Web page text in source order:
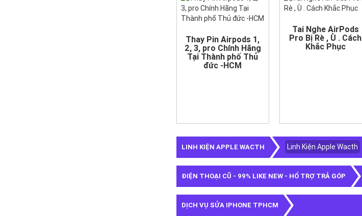
Thay Pin Airpods 1,
2, 3, pro Chính Hãng
Tại Thành phố Thủ
đức -HCM
Tai Nghe AirPods
Pro Bị Rè , Ù . Cách
Khắc Phục
LINH KIỆN APPLE WACTH Linh Kiện Apple Wacth
ĐIỆN THOẠI CŨ - 99% LIKE NEW - HỔ TRỢ TRẢ GÓP
DỊCH VỤ SỬA IPHONE TPHCM